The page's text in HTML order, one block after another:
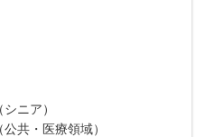
ニア）
共・医療領域）